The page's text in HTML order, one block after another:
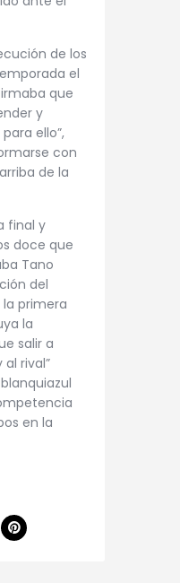
de los
el
que
y
ello”,
con
de la
final y
doce que
Tano
del
primera
la
salir a
rival”
en la